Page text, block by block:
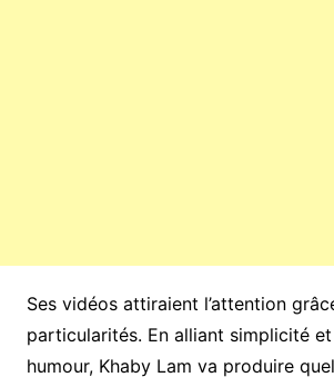
Ses vidéos attiraient l’attention
particularités. En alliant simplicité et
humour, Khaby Lam va produire